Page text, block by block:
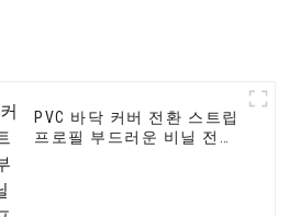
PVC 바닥 커버 전환 스트립
프로필 부드러운 비닐 전환